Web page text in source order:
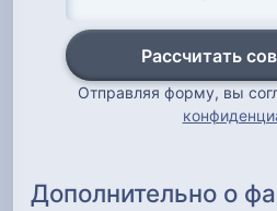
Рассчитать
Отправляя форму, вы
Дополнительно о